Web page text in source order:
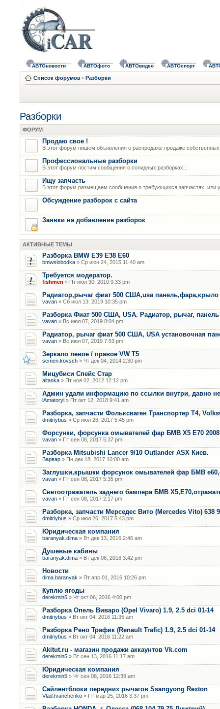
АВТОновости АВТОфото АВТОвидео АВТОспорт
Список форумов ‹ Разборки
Разборки
ФОРУМ
Продаю свое !
В этот форум пишем объявления о распродаже продаже
Профессиональные разборки
В этот форум постим сообщения о солидных разборках...
Ищу запчасть
В этот форум размещаем сообщения о требующихся запчастях, или
Обсуждение разборок с сайта
Заявки на добавление разборок
АКТИВНЫЕ ТЕМЫ
Разборка BMW E39 E38 E60
bmwslobodka » Ср июн 24, 2015 11:40 am
Требуется модератор.
fishmen » Пт июл 30, 2010 9:33 pm
Радиатор,рычаг фиат 500 США,usa панель,фара,крыло
vavan » Сб июл 13, 2019 10:35 pm
Разборка Фиат 500 США, USA. Радиатор, рычаг,
vavan » Вс июл 07, 2019 8:04 pm
Радиатор, рычаг фиат 500 США, USA установочная
vavan » Вс июл 07, 2019 7:53 pm
Зеркало левое / правое VW T5
semen.kovsch » Чт дек 04, 2014 2:30 pm
Мицубиси Спейс Стар
altanka » Пт ноя 02, 2012 12:12 pm
Админ удали информацию по ссылки внутри, давно не
lAmatoryl » Пт окт 12, 2018 9:41 am
Разборка, запчасти Фольксваген Транспортер Т4,
dmitriybus » Ср июл 26, 2017 5:45 pm
Форсунки, форсунка омывателей фар БМВ Х5 Е70 2008
vavan » Пт сен 08, 2017 5:37 pm
Разборка Mitsubishi Lancer 9/10 Outlander ASX Киев.
Варвар » Пн дек 18, 2017 10:00 am
Заглушки,крышки форсунок омывателей фар БМВ
vavan » Пт сен 08, 2017 5:35 pm
Светоотражатель заднего бампера БМВ
vavan » Пт сен 08, 2017 2:17 pm
Разборка, запчасти Мерседес Вито (Mercedes Vito) 638
dmitriybus » Ср июл 26, 2017 5:43 pm
Юридическая компания
baranyak.dima » Вт дек 13, 2016 2:46 am
Душевые кабины
baranyak.dima » Вт дек 06, 2016 3:42 pm
Новости
dima.baranyak » Пт апр 01, 2016 10:26 pm
Куплю ягоды
derekmin5 » Чт окт 06, 2016 4:00 pm
Разборка Опель Виваро (Opel Vivaro) 1.9, 2.5 dci 01-14
dmitriybus » Вт окт 04, 2016 11:35 am
Разборка Рено Трафик (Renault Trafic) 1.9, 2.5 dci 01-14
dmitriybus » Вт окт 04, 2016 11:22 am
Akitut.ru - магазин продажи аккаунтов Vk.com
derekmin5 » Вт сен 13, 2016 11:17 am
Юридическая компания
derekmin5 » Чт сен 08, 2016 12:39 am
Сайлентблоки передних рычагов Ssangyong Rexton
Vlad.Ivanchenko » Пт мар 25, 2016 3:37 pm